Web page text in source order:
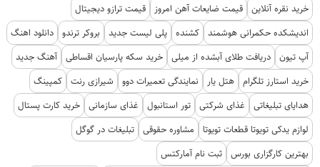
خرید نقره آنلاین قیمت ضایعات آهن امروز
قیمت ترازو دیجیتال
اندیشکده حکمرانی هوشمند کشنده پلی لیست جدید بروکر ترندو دانلود اهنگ
آپ تیون دریافت طلای آبشده از میلی خرید سکه پارسیان اقساطی آهنگ جدید
خرید استارز تلگرام هتل یار نمایندگی تعمیرات دوو شیرازی رنت کمپینگ
هدایای تبلیغاتی
غذای شرکتی تور استانبول غذای سازمانی خرید کارت پستال
لوازم یدکی تویوتا قطعات تویوتا
مشاوره حقوقی تبلیغات در گوگل
بهترین کارگزاری بورس ثبت نام آمارکتس